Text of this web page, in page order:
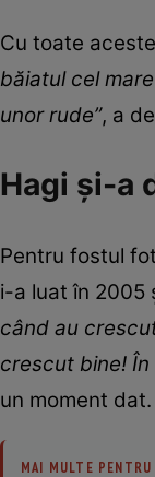
Cu toate
băiatul cel
unor rude”, a
Hagi și-a
Pentru fostul
i-a luat în 2005
când au
crescut bine!
un moment dat.
MAI MULTE